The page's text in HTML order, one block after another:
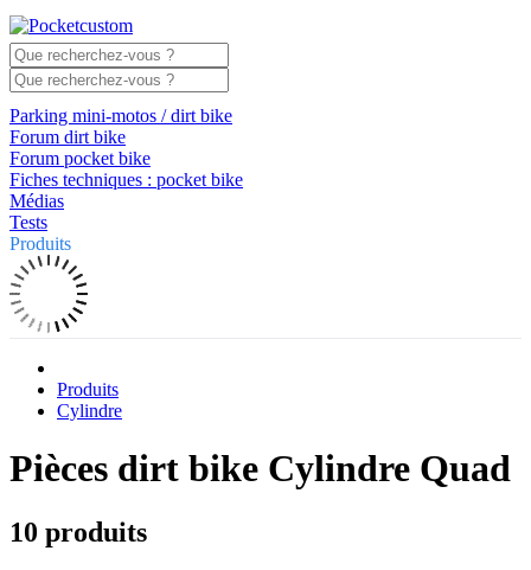
Parking mini-motos / dirt bike
Forum dirt bike
Forum pocket bike
Fiches techniques : pocket bike
Médias
Tests
Produits
Produits
Cylindre
Pièces dirt bike Cylindre Quad
10 produits